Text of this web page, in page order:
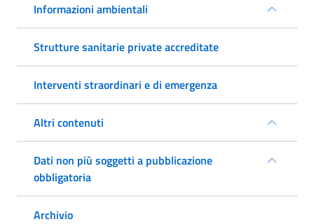
Informazioni ambientali
Strutture sanitarie private accreditate
Interventi straordinari e di emergenza
Altri contenuti
Dati non più soggetti a pubblicazione
obbligatoria
Archivio